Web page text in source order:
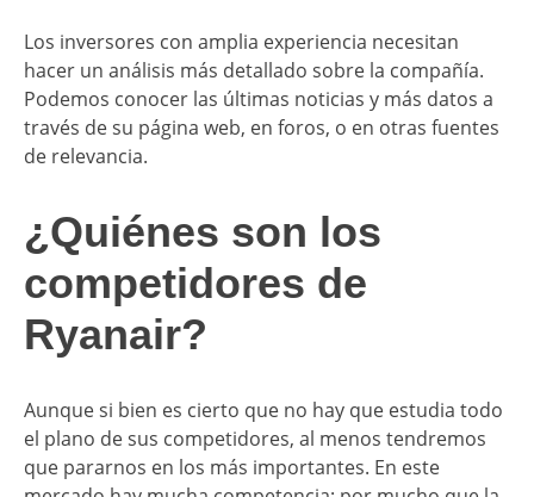
Los inversores con amplia experiencia necesitan
hacer un análisis más detallado sobre la compañía.
Podemos conocer las últimas noticias y más datos a
través de su página web, en foros, o en otras fuentes
de relevancia.
¿Quiénes son los
competidores de
Ryanair?
Aunque si bien es cierto que no hay que estudia todo
el plano de sus competidores, al menos tendremos
que pararnos en los más importantes. En este